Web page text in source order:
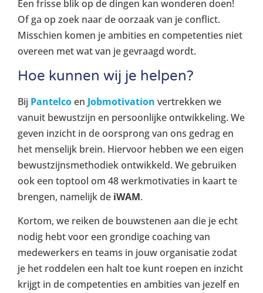
Een frisse blik op de dingen kan wonderen doen!
Of ga op zoek naar de oorzaak van je conflict.
Misschien komen je ambities en competenties niet
overeen met wat van je gevraagd wordt.
Hoe kunnen wij je helpen?
Bij Pantelcoen Jobmotivation vertrekken we
vanuit bewustzijn en persoonlijke ontwikkeling. We
geven inzicht in de oorsprong van ons gedrag en
het menselijk brein. Hiervoor hebben we een eigen
bewustzijnsmethodiek ontwikkeld. We gebruiken
ook een toptool om 48 werkmotivaties in kaart te
brengen, namelijk de iWAM.
Kortom, we reiken de bouwstenen aan die je echt
nodig hebt voor een grondige coaching van
medewerkers en teams in jouw organisatie zodat
je het roddelen een halt toe kunt roepen en inzicht
krijgt in de competenties en ambities van jezelf en